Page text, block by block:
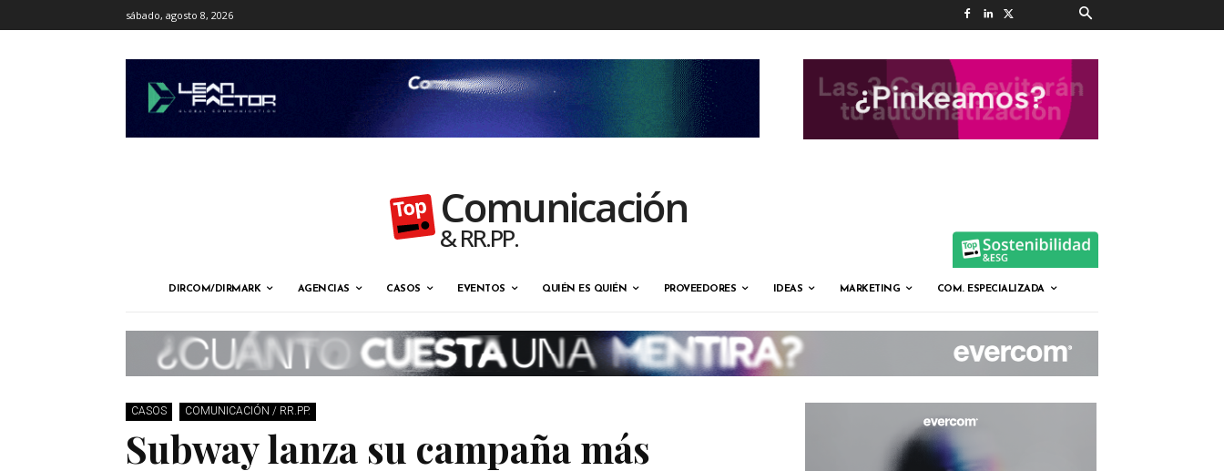
sábado, agosto 8, 2026
Comunicación
& RR.PP.
DIRCOM/DIRMARK AGENCIAS CASOS EVENTOS QUIÉN ES QUIÉN PROVEEDORES IDEAS MARKETING COM. ESPECIALIZADA
CASOS COMUNICACIÓN / RR.PP.
Subway lanza su campaña más